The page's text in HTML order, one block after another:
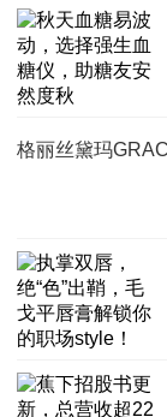
格丽丝黛玛